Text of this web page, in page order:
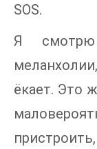
SOS.
Я
ёкает. Это